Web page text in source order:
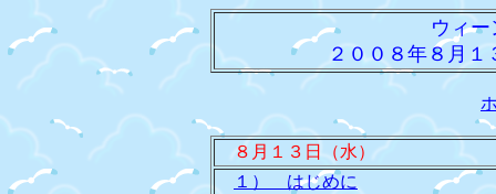
ウィ
２００８年８月１
８月１３日（水）
１） はじめに